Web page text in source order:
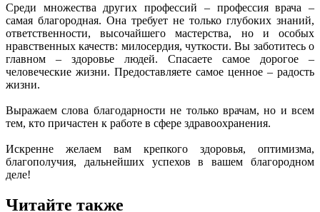
Среди множества других профессий – профессия врача –
самая благородная. Она требует не только глубоких знаний,
ответственности, высочайшего мастерства, но и особых
нравственных качеств: милосердия, чуткости. Вы заботитесь о
главном – здоровье людей. Спасаете самое дорогое –
человеческие жизни. Предоставляете самое ценное – радость
жизни.
Выражаем слова благодарности не только врачам, но и всем
тем, кто причастен к работе в сфере здравоохранения.
Искренне желаем вам крепкого здоровья, оптимизма,
благополучия, дальнейших успехов в вашем благородном
деле!
Читайте также